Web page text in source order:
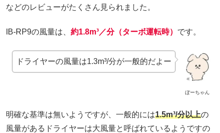
などのレビューがたくさん見られました。
IB-RP9の風量は、 約1.8m³／分（ターボ運転時） です。
ぽーちゃん
ドライヤーの風量は1.3m³/分が一般的だよー
明確な基準は無いようですが、一般的には1.5m³/分以上の
風量があるドライヤーは大風量と呼ばれているようですの